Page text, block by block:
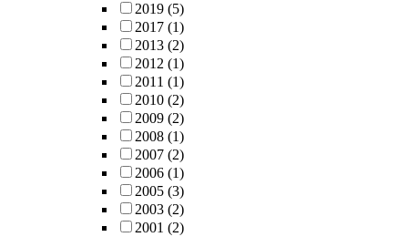
2019 (5)
2017 (1)
2013 (2)
2012 (1)
2011 (1)
2010 (2)
2009 (2)
2008 (1)
2007 (2)
2006 (1)
2005 (3)
2003 (2)
2001 (2)